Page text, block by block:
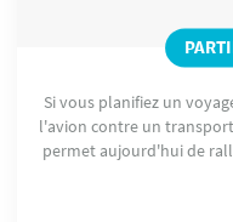
Si vous planifiez un
l'avion contre un
permet aujourd'hui de